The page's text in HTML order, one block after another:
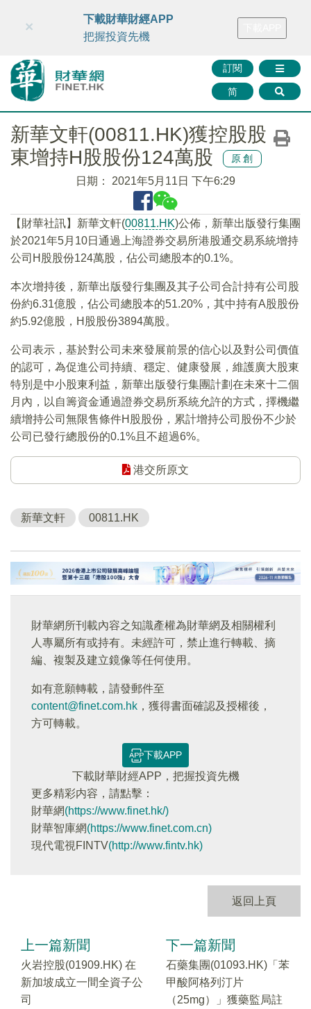
財華智庫網 FINTV FINMETA 財華證券 媒體矩陣
訂閱
简
×
下載財華財經APP
把握投資先機
新華文軒(00811.HK)獲控股股
東增持H股股份124萬股
原創
日期： 2021年5月11日 下午6:29
【財華社訊】新華文軒(00811.HK)公佈，新華出版發行集團
於2021年5月10日通過上海證券交易所港股通交易系統增持
公司H股股份124萬股，佔公司總股本的0.1%。
本次增持後，新華出版發行集團及其子公司合計持有公司股
份約6.31億股，佔公司總股本的51.20%，其中持有A股股份
約5.92億股，H股股份3894萬股。
公司表示，基於對公司未來發展前景的信心以及對公司價值
的認可，為促進公司持續、穩定、健康發展，維護廣大股東
特別是中小股東利益，新華出版發行集團計劃在未來十二個
月內，以自籌資金通過證券交易所系統允許的方式，擇機繼
續增持公司無限售條件H股股份，累計增持公司股份不少於
公司已發行總股份的0.1%且不超過6%。
港交所原文
新華文軒 00811.HK
財華網所刊載內容之知識產權為財華網及相關權利
人專屬所有或持有。未經許可，禁止進行轉載、摘
編、複製及建立鏡像等任何使用。
如有意願轉載，請發郵件至
content@finet.com.hk ，獲得書面確認及授權後，
方可轉載。
下載APP
下載財華財經APP，把握投資先機
更多精彩内容，請點擊：
財華網(https://www.finet.hk/)
財華智庫網(https://www.finet.com.cn)
現代電視FINTV(http://www.fintv.hk)
返回上頁
上一篇新聞
火岩控股(01909.HK) 在
新加坡成立一間全資子公
司
下一篇新聞
石藥集團(01093.HK)「苯
甲酸阿格列汀片
（25mg）」獲藥監局註